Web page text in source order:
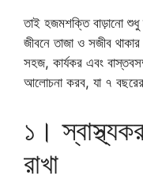
তাই হজমশক্তি বাড়ানো শুধু
জীবনে তাজা ও সজীব
সহজ, কার্যকর এবং
আলোচনা করব, যা ৭ বছরের
১।
রাখা